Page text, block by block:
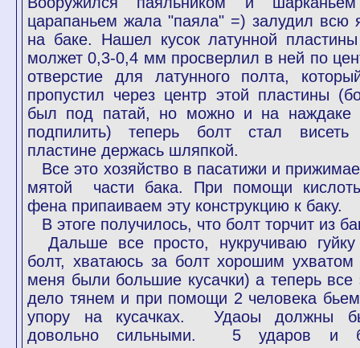
царапаньем жала "паяла" =) залудил всю
на баке. Нашел кусок латунной
молжет 0,3-0,4 мм просверлил в ней по
отверстие для латунного полта,
пропустил через центр этой пластины
был под патай, но можно и на наждаке
подпилить) теперь болт стал
пластине держась шляпкой.
Все это хозяйство в пасатижи и
мятой части бака. При помощи
фена припаиваем эту конструкцию к баку.
В этоге получилось, что болт торчит из
Дальше все просто, нукручиваю
болт, хватаюсь за болт хорошим
меня были большие кусачки) а теперь все
дело тянем и при помощи 2 человека
упору на кусачках. Удаоы должны
довольно сильными. 5 ударов и